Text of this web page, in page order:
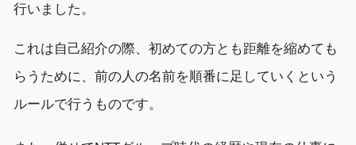
行いました。
これは自己紹介の際、 初めての方とも距離を縮めても
らうために、 前の人の名前を順番に足していく という
ルールで行う ものです。